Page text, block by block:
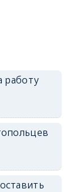
работу